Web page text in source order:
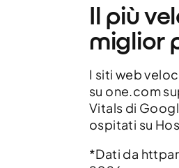
Il più
miglior
I siti web
su one.com
Vitals di
ospitati su
*Dati da